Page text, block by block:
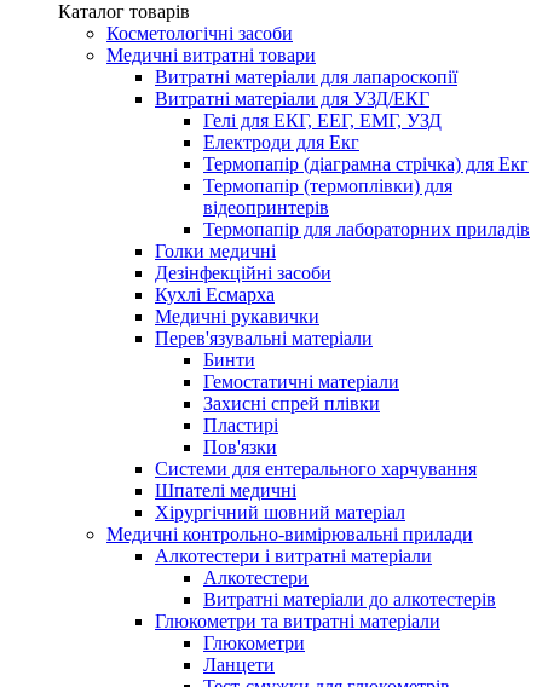
Каталог товарів
Косметологічні засоби
Медичні витратні товари
Витратні матеріали для лапароскопії
Витратні матеріали для УЗД/ЕКГ
Гелі для ЕКГ, ЕЕГ, ЕМГ, УЗД
Електроди для Екг
Термопапір (діаграмна стрічка) для Екг
Термопапір (термоплівки) для
відеопринтерів
Термопапір для лабораторних приладів
Голки медичні
Дезінфекційні засоби
Кухлі Есмарха
Медичні рукавички
Перев'язувальні матеріали
Бинти
Гемостатичні матеріали
Захисні спрей плівки
Пластирі
Пов'язки
Системи для ентерального харчування
Шпателі медичні
Хірургічний шовний матеріал
Медичні контрольно-вимірювальні прилади
Алкотестери і витратні матеріали
Алкотестери
Витратні матеріали до алкотестерів
Глюкометри та витратні матеріали
Глюкометри
Ланцети